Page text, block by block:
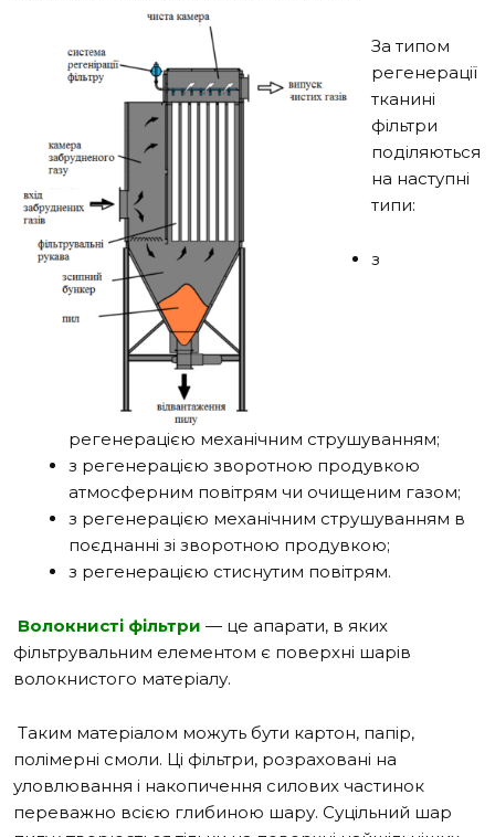
За типом
регенерації
тканині
фільтри
поділяються
на наступні
типи:
з
регенерацією механічним струшуванням;
з регенерацією зворотною продувкою
атмосферним повітрям чи очищеним газом;
з регенерацією механічним струшуванням в
поєднанні зі зворотною продувкою;
з регенерацією стиснутим повітрям.
Волокнисті фільтри — це апарати, в яких
фільтрувальним елементом є поверхні шарів
волокнистого матеріалу.
Таким матеріалом можуть бути картон, папір,
полімерні смоли. Ці фільтри, розраховані на
уловлювання і накопичення силових частинок
переважно всією глибиною шару. Суцільний шар